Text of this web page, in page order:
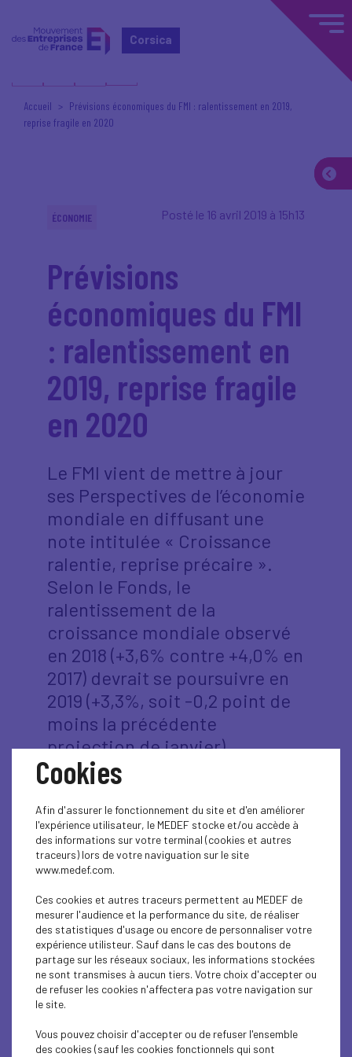
Corsica
Accueil
Prévisions économiques du FMI : ralentissement en 2019,
reprise fragile en 2020
Posté le 16 avril 2019 à 15h13
ÉCONOMIE
Prévisions
économiques du FMI
: ralentissement en
2019, reprise fragile
en 2020
Le FMI vient de mettre à jour
ses Perspectives de l’économie
mondiale en diffusant une
note intitulée « Croissance
ralentie, reprise précaire ».
Selon le Fonds, le
ralentissement de la
croissance mondiale observé
en 2018 (+3,6% contre +4,0% en
2017) devrait se poursuivre en
2019 (+3,3%, soit -0,2 point de
moins la précédente
projection de janvier).
Le fléchissement de l’activité en 2019
sont matérialisés au deuxième semestre 2018 et
qui ont freiné l’activité sur les trois premiers
mois de l’année 2019. Parmi eux : la guerre
commerciale entre les Etats-Unis et la Chine, les
perturbations du secteur automobile allemand, le
normalisation des politiques monétaires dans les
pays avancés, les tensions économiques en
Argentine et en Turquie, les incertitudes sur la
nature du Brexit.
La croissance des pays avancés est attendue à
+1,8% (contre +2,2% en 2018). Ce ralentissement
expliquerait plus des deux tiers de
mondiale. Il proviendrait de deux éléments : les
effets négatifs dus aux hausses de droits de
Cookies
Afin d'assurer le fonctionnement du site et d'en améliorer
l'expérience utilisateur, le MEDEF stocke et/ou accède à
des informations sur votre terminal (cookies et autres
traceurs) lors de votre naviguation sur le site
www.medef.com.
Ces cookies et autres traceurs permettent au MEDEF de
mesurer l'audience et la performance du site, de réaliser
des statistiques d'usage ou encore de personnaliser votre
expérience utilisteur. Sauf dans le cas des boutons de
partage sur les réseaux sociaux, les informations stockées
ne sont transmises à aucun tiers. Votre choix d'accepter ou
de refuser les cookies n'affectera pas votre navigation sur
le site.
Vous pouvez choisir d'accepter ou de refuser l'ensemble
des cookies (sauf les cookies fonctionnels qui sont